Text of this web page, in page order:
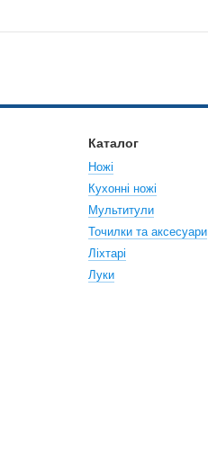
Каталог
Ножі
Кухонні ножі
Мультитули
Точилки та аксесуари
Ліхтарі
Луки